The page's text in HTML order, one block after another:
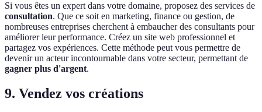
Si vous êtes un expert dans votre domaine, proposez des services de
consultation. Que ce soit en marketing, finance ou gestion, de
nombreuses entreprises cherchent à embaucher des consultants pour
améliorer leur performance. Créez un site web professionnel et
partagez vos expériences. Cette méthode peut vous permettre de
devenir un acteur incontournable dans votre secteur, permettant de
gagner plus d'argent.
9. Vendez vos créations